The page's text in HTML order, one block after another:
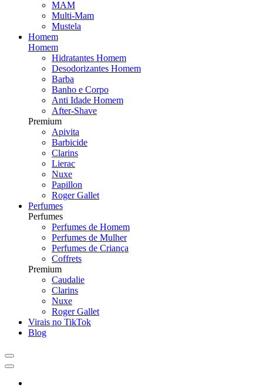
MAM
Multi-Mam
Mustela
Homem
Homem
Hidratantes Homem
Desodorizantes Homem
Barba
Banho e Corpo
Anti Idade Homem
After-Shave
Premium
Apivita
Barbicide
Clarins
Lierac
Nuxe
Papillon
Roger Gallet
Perfumes
Perfumes
Perfumes de Homem
Perfumes de Mulher
Perfumes de Criança
Coffrets
Premium
Caudalie
Clarins
Nuxe
Roger Gallet
Virais no TikTok
Blog